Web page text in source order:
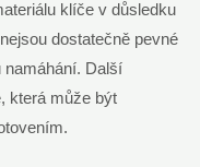
klíče v důsledku
dostatečně pevné
namáhání. Další
která může být